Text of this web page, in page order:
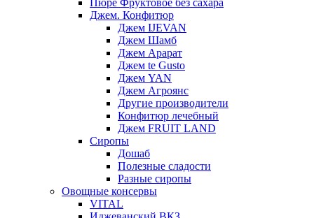
Пюре Фруктовое без сахара
Джем. Конфитюр
Джем IJEVAN
Джем Шамб
Джем Арарат
Джем te Gusto
Джем YAN
Джем Агроянс
Другие производители
Конфитюр лечебный
Джем FRUIT LAND
Сиропы
Дошаб
Полезные сладости
Разные сиропы
Овощные консервы
VITAL